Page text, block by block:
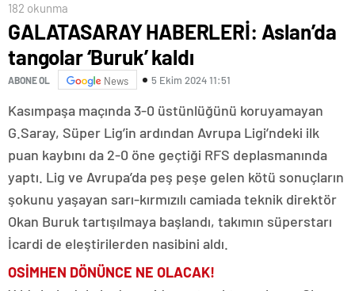
182 okunma
GALATASARAY HABERLERİ: Aslan’da
tangolar ‘Buruk’ kaldı
ABONE OL News 5 Ekim 2024 11:51
Kasımpaşa maçında 3-0 üstünlüğünü koruyamayan
G.Saray, Süper Lig’in ardından Avrupa Ligi’ndeki ilk
puan kaybını da 2-0 öne geçtiği RFS deplasmanında
yaptı. Lig ve Avrupa’da peş peşe gelen kötü sonuçların
şokunu yaşayan sarı-kırmızılı camiada teknik direktör
Okan Buruk tartışılmaya başlandı, takımın süperstarı
İcardi de eleştirilerden nasibini aldı.
OSİMHEN DÖNÜNCE NE OLACAK!